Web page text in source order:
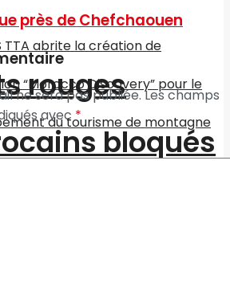
rouges
bloqués
près de Chefchaouen
ne sera pas publiée.Les champs
avec*